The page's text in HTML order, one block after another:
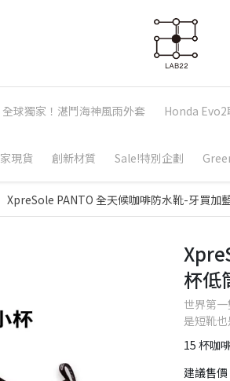
全球獨家！湛鬥海神風雨外套 Honda
現貨 創新材質 Sale!特別企劃
XpreSole PANTO 全天候咖啡防水靴-牙買加
杯低
世界第
是短靴
15 杯咖
建議售價